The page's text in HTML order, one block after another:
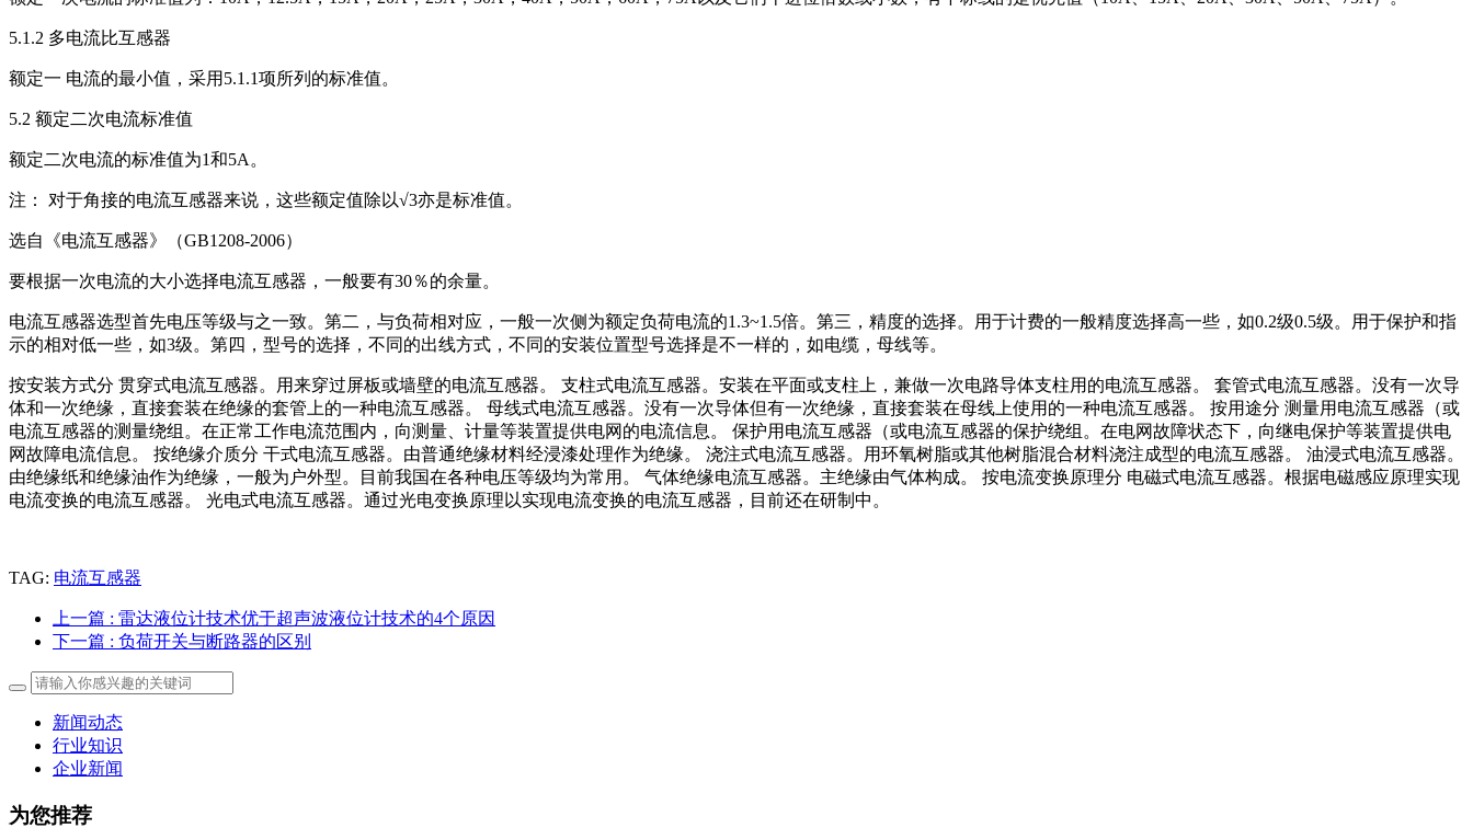
5.1.2 多电流比互感器
额定一 电流的最小值，采用5.1.1项所列的标准值。
5.2 额定二次电流标准值
额定二次电流的标准值为1和5A。
注： 对于角接的电流互感器来说，这些额定值除以√3亦是标准值。
选自《电流互感器》（GB1208-2006）
要根据一次电流的大小选择电流互感器，一般要有30％的余量。
电流互感器选型首先电压等级与之一致。第二，与负荷相对应，一般一次侧为额定负荷电流的1.3~1.5倍。第三，精度的选择。用于计费的一般精度选择高一些，如0.2级0.5级。用于保护和指
示的相对低一些，如3级。第四，型号的选择，不同的出线方式，不同的安装位置型号选择是不一样的，如电缆，母线等。
按安装方式分 贯穿式电流互感器。用来穿过屏板或墙壁的电流互感器。 支柱式电流互感器。安装在平面或支柱上，兼做一次电路导体支柱用的电流互感器。 套管式电流互感器。没有一次导
体和一次绝缘，直接套装在绝缘的套管上的一种电流互感器。 母线式电流互感器。没有一次导体但有一次绝缘，直接套装在母线上使用的一种电流互感器。 按用途分 测量用电流互感器（或
电流互感器的测量绕组。在正常工作电流范围内，向测量、计量等装置提供电网的电流信息。 保护用电流互感器（或电流互感器的保护绕组。在电网故障状态下，向继电保护等装置提供电
网故障电流信息。 按绝缘介质分 干式电流互感器。由普通绝缘材料经浸漆处理作为绝缘。 浇注式电流互感器。用环氧树脂或其他树脂混合材料浇注成型的电流互感器。 油浸式电流互感器。
由绝缘纸和绝缘油作为绝缘，一般为户外型。目前我国在各种电压等级均为常用。 气体绝缘电流互感器。主绝缘由气体构成。 按电流变换原理分 电磁式电流互感器。根据电磁感应原理实现
电流变换的电流互感器。 光电式电流互感器。通过光电变换原理以实现电流变换的电流互感器，目前还在研制中。
TAG: 电流互感器
上一篇 : 雷达液位计技术优于超声波液位计技术的4个原因
下一篇 : 负荷开关与断路器的区别
新闻动态
行业知识
企业新闻
为您推荐